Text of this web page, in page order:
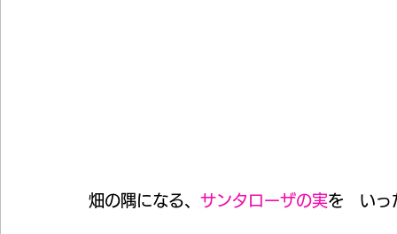
畑の隅になる、 サンタローザの実を　いっ